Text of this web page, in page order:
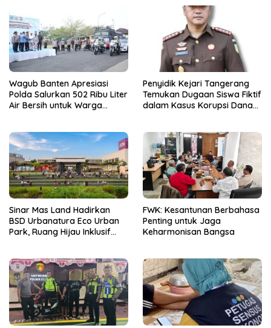
Wagub Banten Apresiasi
Polda Salurkan 502 Ribu Liter
Air Bersih untuk Warga
Penyidik Kejari Tangerang
Temukan Dugaan Siswa Fiktif
dalam Kasus Korupsi Dana
Sinar Mas Land Hadirkan
BSD Urbanatura Eco Urban
Park, Ruang Hijau Inklusif
FWK: Kesantunan Berbahasa
Penting untuk Jaga
Keharmonisan Bangsa